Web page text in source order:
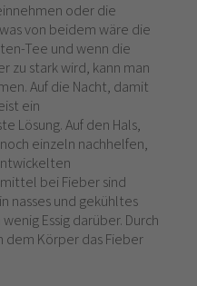
oder die
von beidem wäre die
Tee und wenn die
zu stark wird, kann man
Auf die Nacht, damit
ein
Lösung. Auf den Hals,
einzeln nachhelfen,
bei Fieber sind
nasses und gekühltes
Essig darüber. Durch
dem Körper das Fieber